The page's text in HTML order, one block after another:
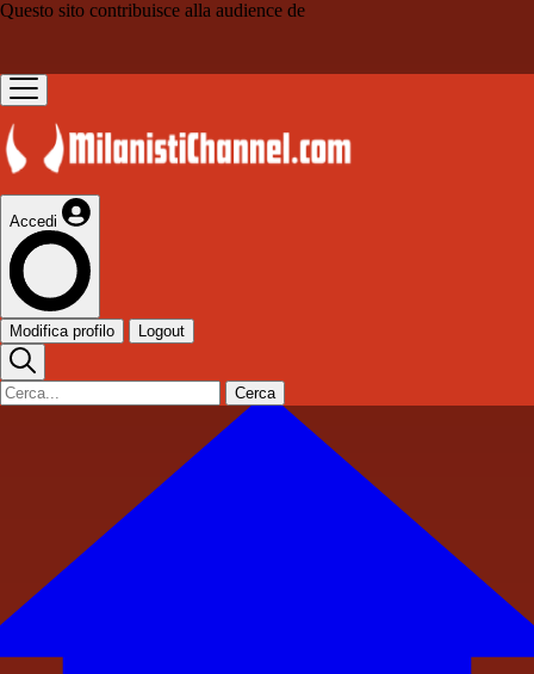
Questo sito contribuisce alla audience de
Accedi
Modifica profilo Logout
Cerca